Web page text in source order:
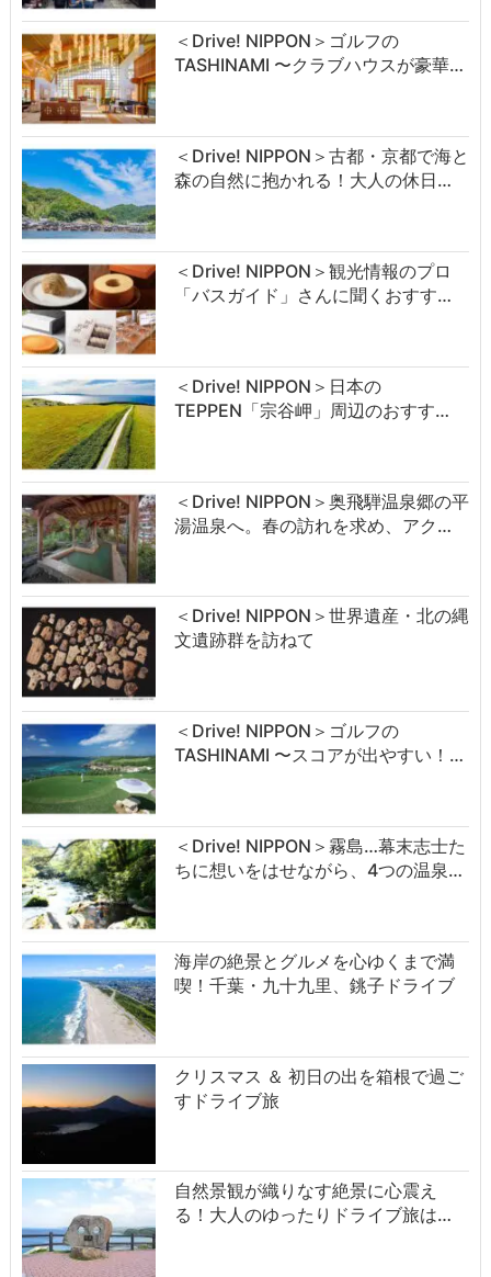
＜Drive! NIPPON＞ゴルフの
TASHINAMI 〜クラブハウスが豪華…
＜Drive! NIPPON＞古都・京都で海と
森の自然に抱かれる！大人の休日…
＜Drive! NIPPON＞観光情報のプロ
「バスガイド」さんに聞くおすす…
＜Drive! NIPPON＞日本の
TEPPEN「宗谷岬」周辺のおすす…
＜Drive! NIPPON＞奥飛騨温泉郷の平
湯温泉へ。春の訪れを求め、アク…
＜Drive! NIPPON＞世界遺産・北の縄
文遺跡群を訪ねて
＜Drive! NIPPON＞ゴルフの
TASHINAMI 〜スコアが出やすい！…
＜Drive! NIPPON＞霧島…幕末志士た
ちに想いをはせながら、4つの温泉…
海岸の絶景とグルメを心ゆくまで満
喫！千葉・九十九里、銚子ドライブ
クリスマス ＆ 初日の出を箱根で過ご
すドライブ旅
自然景観が織りなす絶景に心震え
る！大人のゆったりドライブ旅は…